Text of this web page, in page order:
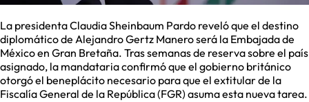
La presidenta Claudia Sheinbaum Pardo reveló que el destino
diplomático de Alejandro Gertz Manero será la Embajada de
México en Gran Bretaña. Tras semanas de reserva sobre el país
asignado, la mandataria confirmó que el gobierno británico
otorgó el beneplácito necesario para que el extitular de la
Fiscalía General de la República (FGR) asuma esta nueva tarea.